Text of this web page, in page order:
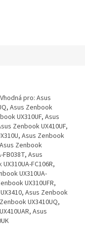
pro: Asus
Asus Zenbook
UX310UF, Asus
Zenbook UX410UF,
Asus Zenbook
Zenbook
FB038T, Asus
FC106R,
UX310UA-
UX310UFR,
Asus Zenbook
UX3410UQ,
Asus